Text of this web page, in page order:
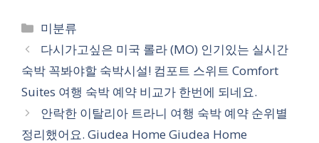
카
테
고
리
미분류
다시가고싶은 미국 롤라 (MO) 인기있는 실시간
숙박 꼭봐야할 숙박시설! 컴포트 스위트 Comfort
Suites 여행 숙박 예약 비교가 한번에 되네요.
안락한 이탈리아 트라니 여행 숙박 예약 순위별
정리했어요. Giudea Home Giudea Home